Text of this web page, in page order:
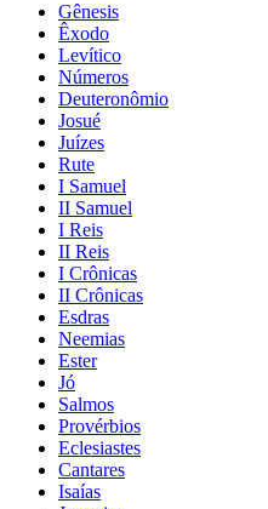
Gênesis
Êxodo
Levítico
Números
Deuteronômio
Josué
Juízes
Rute
I Samuel
II Samuel
I Reis
II Reis
I Crônicas
II Crônicas
Esdras
Neemias
Ester
Jó
Salmos
Provérbios
Eclesiastes
Cantares
Isaías